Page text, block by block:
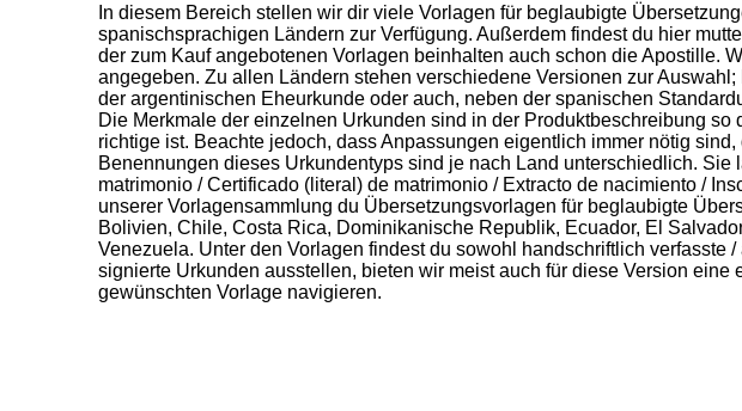
In diesem Bereich stellen wir dir viele Vorlagen für beglaubigte
spanischsprachigen Ländern zur Verfügung. Außerdem findest du hier
der zum Kauf angebotenen Vorlagen beinhalten auch schon die Apostille.
angegeben. Zu allen Ländern stehen verschiedene Versionen zur
der argentinischen Eheurkunde oder auch, neben der spanischen
Die Merkmale der einzelnen Urkunden sind in der Produktbeschreibung
richtige ist. Beachte jedoch, dass Anpassungen eigentlich immer nötig
Benennungen dieses Urkundentyps sind je nach Land unterschiedlich.
matrimonio / Certificado (literal) de matrimonio / Extracto de nacimiento /
unserer Vorlagensammlung du Übersetzungsvorlagen für beglaubigte
Bolivien, Chile, Costa Rica, Dominikanische Republik, Ecuador, El
Venezuela. Unter den Vorlagen findest du sowohl handschriftlich
signierte Urkunden ausstellen, bieten wir meist auch für diese Version
gewünschten Vorlage navigieren.